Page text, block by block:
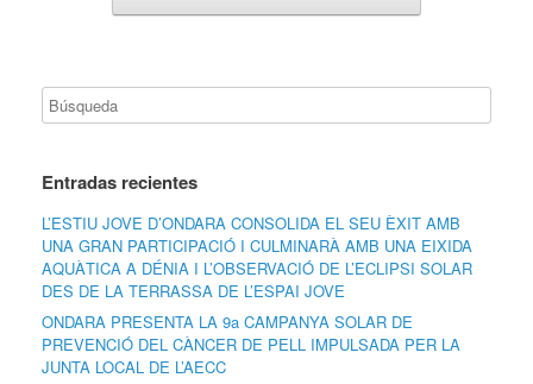
Entradas recientes
L’ESTIU JOVE D’ONDARA CONSOLIDA EL SEU ÈXIT AMB
UNA GRAN PARTICIPACIÓ I CULMINARÀ AMB UNA EIXIDA
AQUÀTICA A DÉNIA I L’OBSERVACIÓ DE L’ECLIPSI SOLAR
DES DE LA TERRASSA DE L’ESPAI JOVE
ONDARA PRESENTA LA 9a CAMPANYA SOLAR DE
PREVENCIÓ DEL CÀNCER DE PELL IMPULSADA PER LA
JUNTA LOCAL DE L’AECC